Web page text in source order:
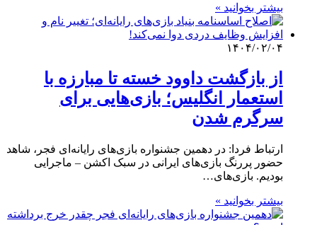
بیشتر بخوانید »
۱۴۰۴/۰۲/۰۴
از بازگشت داوود خسته تا مبارزه با
استعمار انگلیس؛ بازی‌هایی برای
سرگرم شدن
ارتباط فردا: در دهمین جشنواره بازی‌های رایانه‌ای فجر، شاهد
حضور پررنگ بازی‌های ایرانی در سبک اکشن – ماجرایی
بودیم. بازی‌های…
بیشتر بخوانید »